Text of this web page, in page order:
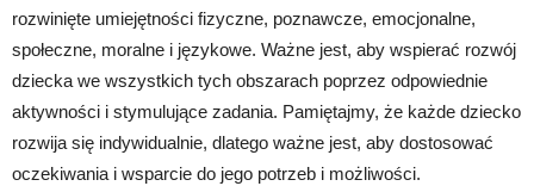
rozwinięte umiejętności fizyczne, poznawcze, emocjonalne,
społeczne, moralne i językowe. Ważne jest, aby wspierać rozwój
dziecka we wszystkich tych obszarach poprzez odpowiednie
aktywności i stymulujące zadania. Pamiętajmy, że każde dziecko
rozwija się indywidualnie, dlatego ważne jest, aby dostosować
oczekiwania i wsparcie do jego potrzeb i możliwości.